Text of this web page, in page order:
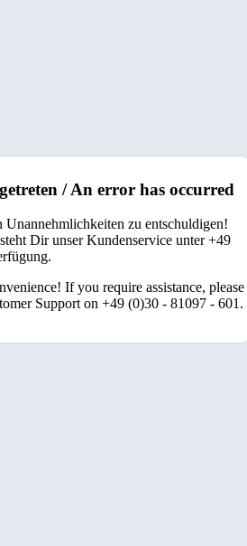
/ An error has occurred
Unannehmlichkeiten zu entschuldigen!
Dir unser Kundenservice unter +49
If you require assistance, please
Support on +49 (0)30 - 81097 - 601.